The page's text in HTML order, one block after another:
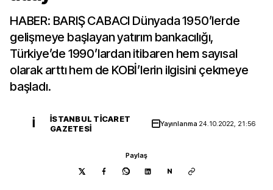
HABER: BARIŞ CABACI Dünyada 1950’lerde
gelişmeye başlayan yatırım bankacılığı,
Türkiye’de 1990’lardan itibaren hem sayısal
olarak arttı hem de KOBİ’lerin ilgisini çekmeye
başladı.
İ
İSTANBUL TICARET
GAZETESI
Yayınlanma 24.10.2022, 21:56
Paylaş
N